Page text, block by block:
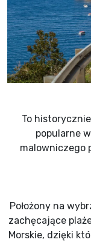
To
popularne
malowniczego
Położony na
zachęcające
Morskie, dzięki